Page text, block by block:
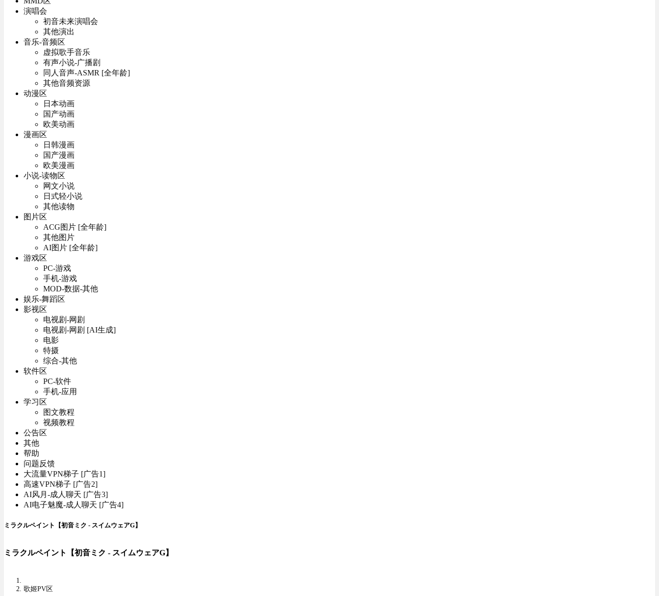
演唱会
初音未来演唱会
其他演出
音乐-音频区
虚拟歌手音乐
有声小说-广播剧
同人音声-ASMR [全年龄]
其他音频资源
动漫区
日本动画
国产动画
欧美动画
漫画区
日韩漫画
国产漫画
欧美漫画
小说-读物区
网文小说
日式轻小说
其他读物
图片区
ACG图片 [全年龄]
其他图片
AI图片 [全年龄]
游戏区
PC-游戏
手机-游戏
MOD-数据-其他
娱乐-舞蹈区
影视区
电视剧-网剧
电视剧-网剧 [AI生成]
电影
特摄
综合-其他
软件区
PC-软件
手机-应用
学习区
图文教程
视频教程
公告区
其他
帮助
问题反馈
大流量VPN梯子 [广告1]
高速VPN梯子 [广告2]
AI风月-成人聊天 [广告3]
AI电子魅魔-成人聊天 [广告4]
ミラクルペイント【初音ミク - スイムウェアG】
ミラクルペイント【初音ミク - スイムウェアG】
歌姬PV区